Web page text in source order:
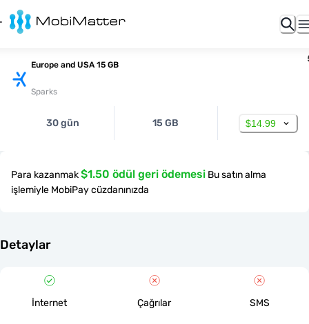
Europe and USA 15 GB
Sparks
30 gün 15 GB $14.99
Para kazanmak$1.50 ödül geri ödemesi Bu satın alma
işlemiyle MobiPay cüzdanınızda
Detaylar
İnternet Çağrılar SMS